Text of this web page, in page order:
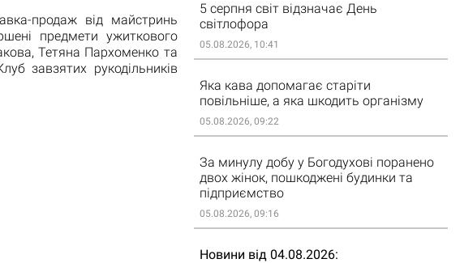
продаж від майстринь
предмети ужиткового
Тетяна Пархоменко та
завзятих рукодільників
5 серпня світ відзначає День
світлофора
05.08.2026, 10:41
Яка кава допомагає старіти
повільніше, а яка шкодить організму
05.08.2026, 09:22
За минулу добу у Богодухові поранено
двох жінок, пошкоджені будинки та
підприємство
05.08.2026, 09:16
Новини від 04.08.2026